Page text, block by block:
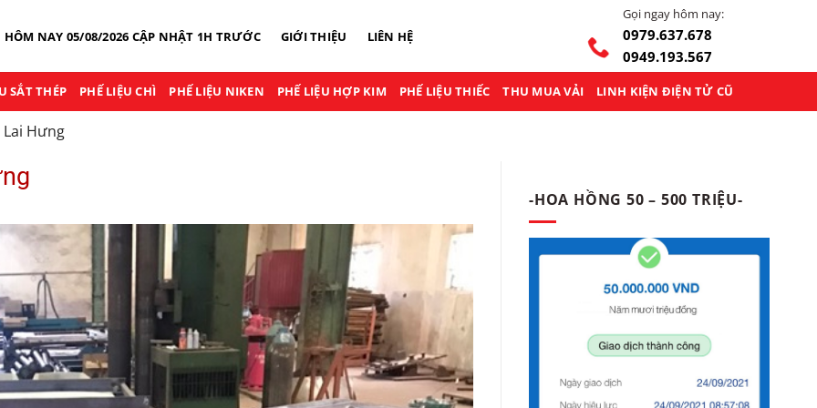
HÔM NAY 05/08/2026 CẬP NHẬT 1H TRƯỚC GIỚI THIỆU LIÊN HỆ
Gọi ngay hôm nay:
0979.637.678
0949.193.567
SẮT THÉP PHẾ LIỆU CHÌ PHẾ LIỆU NIKEN PHẾ LIỆU HỢP KIM PHẾ LIỆU THIẾC THU MUA VẢI LINH KIỆN ĐIỆN TỬ CŨ
Hưng
-HOA HỒNG 50 – 500 TRIỆU-